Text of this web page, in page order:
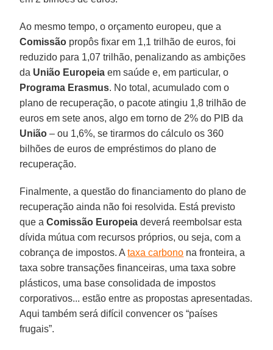
Ao mesmo tempo, o orçamento europeu, que a
Comissão propôs fixar em 1,1 trilhão de euros, foi
reduzido para 1,07 trilhão, penalizando as ambições
da União Europeia em saúde e, em particular, o
Programa Erasmus. No total, acumulado com o
plano de recuperação, o pacote atingiu 1,8 trilhão de
euros em sete anos, algo em torno de 2% do PIB da
União – ou 1,6%, se tirarmos do cálculo os 360
bilhões de euros de empréstimos do plano de
recuperação.
Finalmente, a questão do financiamento do plano de
recuperação ainda não foi resolvida. Está previsto
que aComissão Europeia deverá reembolsar esta
dívida mútua com recursos próprios, ou seja, com a
cobrança de impostos. Ataxa carbono na fronteira, a
taxa sobre transações financeiras, uma taxa sobre
plásticos, uma base consolidada de impostos
corporativos... estão entre as propostas apresentadas.
Aqui também será difícil convencer os “países
frugais”.